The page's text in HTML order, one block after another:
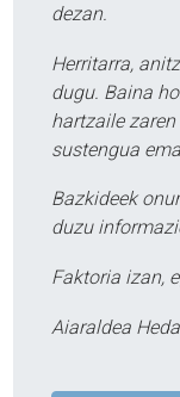
dezan.
Herritarra,
dugu. Baina
hartzaile
sustengua
Bazkideek
duzu
Faktoria izan,
Aiaraldea